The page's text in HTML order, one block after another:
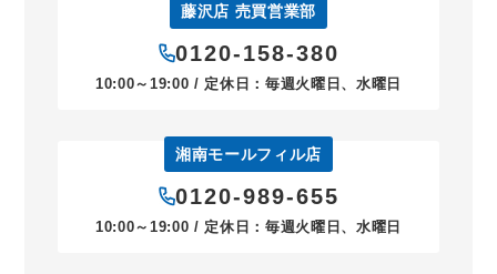
藤沢店 売買営業部
0120-158-380
10:00～19:00 / 定休日：毎週火曜日、水曜日
湘南モールフィル店
0120-989-655
10:00～19:00 / 定休日：毎週火曜日、水曜日